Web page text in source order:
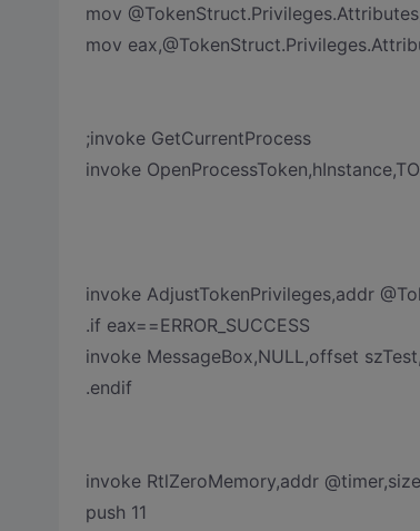
mov
mov
;invoke GetCurrentProcess
invoke
invoke AdjustTokenPrivileges,addr
.if eax==ERROR_SUCCESS
invoke MessageBox,NULL,offset
.endif
invoke RtlZeroMemory,addr
push 11